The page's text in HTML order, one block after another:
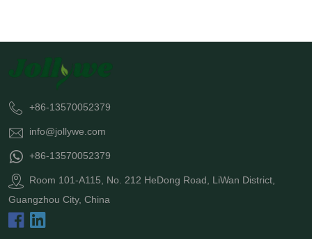
+86-13570052379
info@jollywe.com
+86-13570052379
Room 101-A115, No. 212 HeDong Road, LiWan District,
Guangzhou City, China